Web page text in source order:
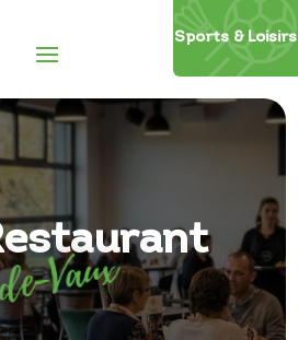
Sports&Loisirs
Vaux